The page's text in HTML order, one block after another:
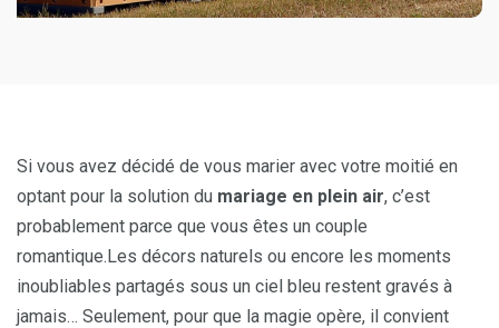
Si vous avez décidé de vous marier avec votre moitié en
optant pour la solution du mariage en plein air, c’est
probablement parce que vous êtes un couple
romantique.Les décors naturels ou encore les moments
inoubliables partagés sous un ciel bleu restent gravés à
jamais… Seulement, pour que la magie opère, il convient